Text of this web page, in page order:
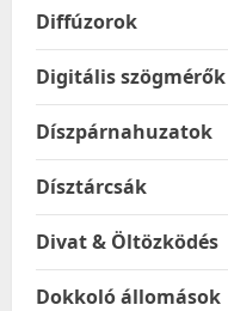
Diffúzorok
Digitális szögmérők
Díszpárnahuzatok
Dísztárcsák
Divat & Öltözködés
Dokkoló állomások